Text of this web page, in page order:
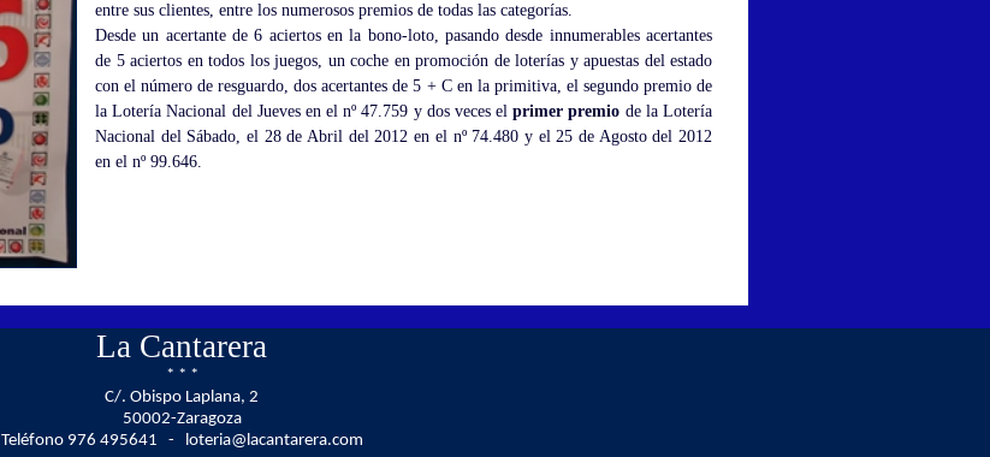
entre sus clientes, entre los numerosos premios de todas las categorías.
Desde un acertante de 6 aciertos en la bono-loto, pasando desde innumerables acertantes
de 5 aciertos en todos los juegos, un coche en promoción de loterías y apuestas del estado
con el número de resguardo, dos acertantes de 5 + C en la primitiva, el segundo premio de
la Lotería Nacional del Jueves en el nº 47.759 y dos veces elprimer premio de la Lotería
Nacional del Sábado, el 28 de Abril del 2012 en el nº 74.480 y el 25 de Agosto del 2012
en el nº 99.646.
La Cantarera
* * *
C/. Obispo Laplana, 2
50002-Zaragoza
Teléfono 976 495641 - loteria@lacantarera.com